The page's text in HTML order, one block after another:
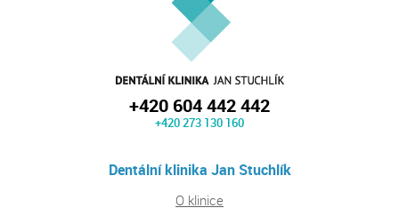
+420 604 442 442
+420 273 130 160
Dentální klinika Jan Stuchlík
O klinice